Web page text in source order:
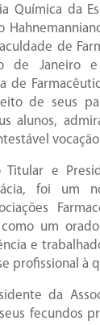
Química da
de
de Janeiro
de
de seus
alunos,
Titular e
foi um
um
e
profissional à
da
fecundos